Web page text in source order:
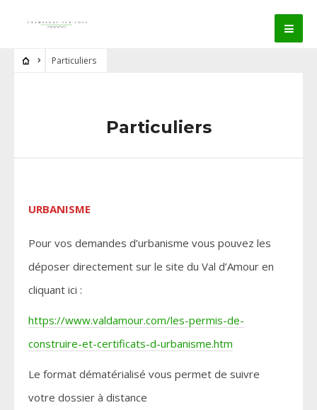
Particuliers
Particuliers
URBANISME
Pour vos demandes d’urbanisme vous pouvez les
déposer directement sur le site du Val d’Amour en
cliquant ici :
https://www.valdamour.com/les-permis-de-
construire-et-certificats-d-urbanisme.htm
Le format dématérialisé vous permet de suivre
votre dossier à distance